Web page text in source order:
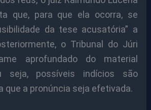
que, para que ela ocorra, se
da tese acusatória” a
o Tribunal do Júri
aprofundado do material
seja, possíveis indícios são
que a pronúncia seja efetivada.